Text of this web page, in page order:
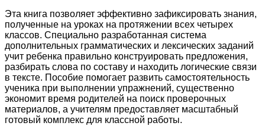
Эта книга позволяет эффективно зафиксировать знания,
полученные на уроках на протяжении всех четырех
классов. Специально разработанная система
дополнительных грамматических и лексических заданий
учит ребенка правильно конструировать предложения,
разбирать слова по составу и находить логические связи
в тексте. Пособие помогает развить самостоятельность
ученика при выполнении упражнений, существенно
экономит время родителей на поиск проверочных
материалов, а учителям предоставляет масштабный
готовый комплекс для классной работы.